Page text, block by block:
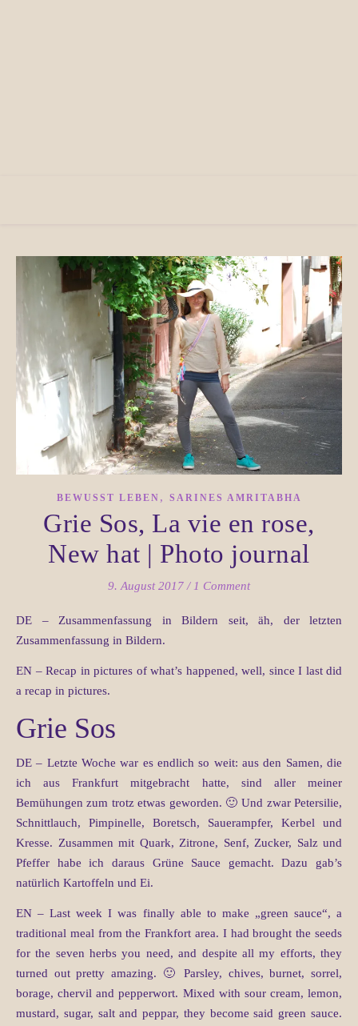
BEWUSST LEBEN , SARINES AMRITABHA
Grie Sos, La vie en rose,
New hat | Photo journal
9. August 2017 / 1 Comment
DE – Zusammenfassung in Bildern seit, äh, der letzten
Zusammenfassung in Bildern.
EN – Recap in pictures of what’s happened, well, since I last did
a recap in pictures.
Grie Sos
DE – Letzte Woche war es endlich so weit: aus den Samen, die
ich aus Frankfurt mitgebracht hatte, sind aller meiner
Bemühungen zum trotz etwas geworden. 🙂 Und zwar Petersilie,
Schnittlauch, Pimpinelle, Boretsch, Sauerampfer, Kerbel und
Kresse. Zusammen mit Quark, Zitrone, Senf, Zucker, Salz und
Pfeffer habe ich daraus Grüne Sauce gemacht. Dazu gab’s
natürlich Kartoffeln und Ei.
EN – Last week I was finally able to make „green sauce“, a
traditional meal from the Frankfort area. I had brought the seeds
for the seven herbs you need, and despite all my efforts, they
turned out pretty amazing. 🙂 Parsley, chives, burnet, sorrel,
borage, chervil and pepperwort. Mixed with sour cream, lemon,
mustard, sugar, salt and peppar, they become said green sauce.